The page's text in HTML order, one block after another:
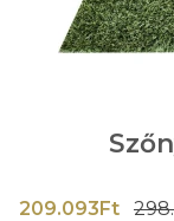
209.093Ft